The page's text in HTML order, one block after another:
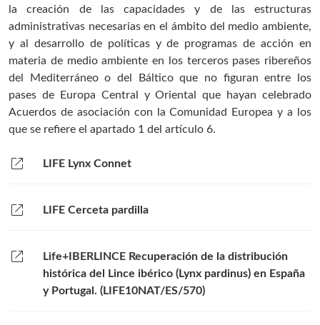
la creación de las capacidades y de las estructuras
administrativas necesarias en el ámbito del medio ambiente,
y al desarrollo de políticas y de programas de acción en
materia de medio ambiente en los terceros pases ribereños
del Mediterráneo o del Báltico que no figuran entre los
pases de Europa Central y Oriental que hayan celebrado
Acuerdos de asociación con la Comunidad Europea y a los
que se refiere el apartado 1 del artículo 6.
open_in_new LIFE Lynx Connet
open_in_new LIFE Cerceta pardilla
open_in_new
Life+IBERLINCE Recuperación de la distribución
histórica del Lince ibérico (Lynx pardinus) en España
y Portugal. (LIFE10NAT/ES/570)